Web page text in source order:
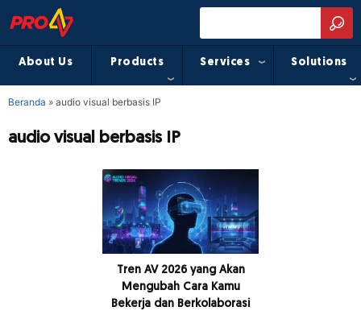
About Us Products Services Solutions
Beranda » audio visual berbasis IP
audio visual berbasis IP
Tren AV 2026 yang Akan
Mengubah Cara Kamu
Bekerja dan Berkolaborasi